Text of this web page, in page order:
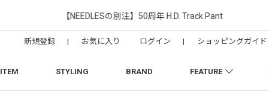
【NEEDLESの別注】50周年 H.D. Track Pant
ITEM STYLING BRAND FEATURE
新規登録 | お気に入り ログイン | ショッピングガイド